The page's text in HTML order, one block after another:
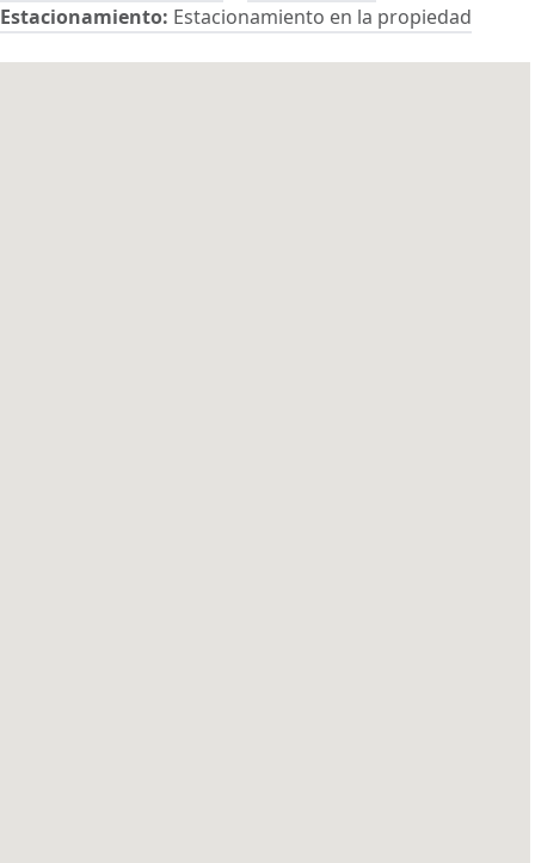
Estacionamiento: Estacionamiento en la propiedad